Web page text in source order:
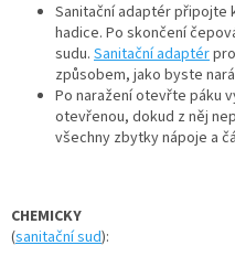
Sanitační adaptér připojte
hadice. Po skončení
sudu. Sanitační adaptér
způsobem, jako byste
Po naražení otevřte páku
otevřenou, dokud z něj
všechny zbytky nápoje a
CHEMICKY
(sanitační sud):